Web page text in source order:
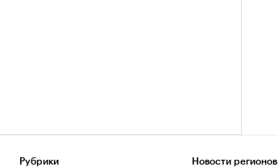
Рубрики Новости регионов